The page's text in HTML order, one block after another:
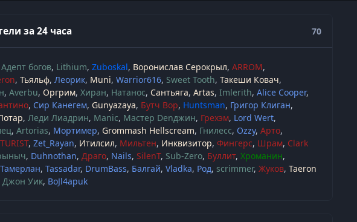
за 24 часа 70
Адепт богов Lithium Zuboskal Воронислав Серокрыл ARROM
Тьяльф Леорик Muni Warrior616 Sweet Tooth Такеши Ковач
Averbu Оргрим Хиран Натанос Сантьяга Artas Imlerith Alice Cooper
Сир Канегем Gunyazaya Бутч Вор Huntsman Григор Клиган
Леди Лиадрин Manic Мастер Denджин Грехэм Lord Wert
Artorias Мортимер Grommash Hellscream Гнилесс Ozzy Арто
Zet_Rayan Итилсил Мильтен Инквизитор Фингерс Шрам Clark
Duhnothan Драго Nails SilenT Sub-Zero Буллит Хроманин
Тамерлан Tassadar DrumBass Балгай Vladka Род scrimmer Жуков Taeron
Джон Уик BoJl4apuk